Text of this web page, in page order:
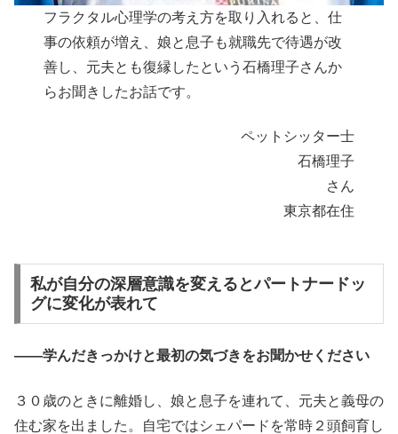
フラクタル心理学の考え方を取り入れると、仕
事の依頼が増え、娘と息子も就職先で待遇が改
善し、元夫とも復縁したという石橋理子さんか
らお聞きしたお話です。
ペットシッター士
石橋理子
さん
東京都在住
私が自分の深層意識を変えるとパートナードッ
グに変化が表れて
――学んだきっかけと最初の気づきをお聞かせください
３０歳のときに離婚し、娘と息子を連れて、元夫と義母の
住む家を出ました。自宅ではシェパードを常時２頭飼育し